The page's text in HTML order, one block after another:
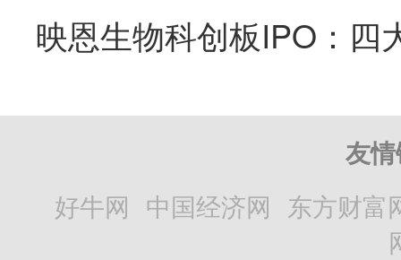
友
好牛网 中国经济网 东方财富